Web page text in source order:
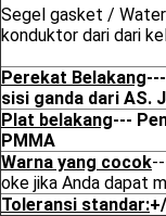
Segel gasket /
konduktor dari dari
Perekat Belakang
sisi ganda dari AS.
Plat belakang---
PMMA
Warna yang cocok
oke jika Anda dapat
Toleransi standar: